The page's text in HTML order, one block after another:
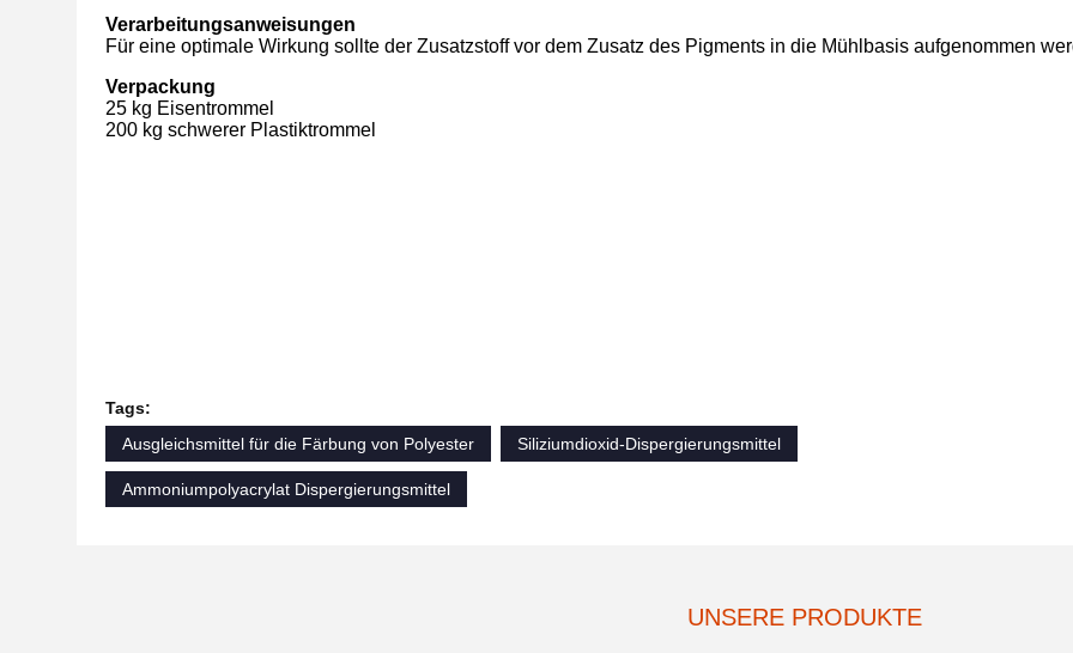
Verarbeitungsanweisungen
Für eine optimale Wirkung sollte der Zusatzstoff vor dem Zusatz des Pigments in die Mühlbasis aufgenommen
Verpackung
25 kg Eisentrommel
200 kg schwerer Plastiktrommel
Tags:
Ausgleichsmittel für die Färbung von Polyester
Siliziumdioxid-Dispergierungsmittel
Ammoniumpolyacrylat Dispergierungsmittel
UNSERE PRODUKTE